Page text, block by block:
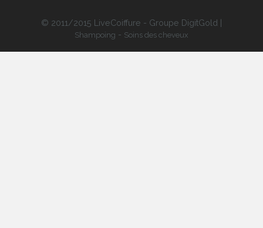
© 2011/2015 LiveCoiffure - Groupe DigitGold |
Shampoing - Soins des cheveux